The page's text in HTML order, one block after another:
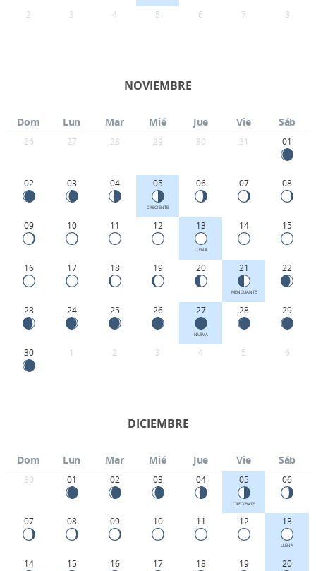
2 3 4 5 6 7 8
NOVIEMBRE
Dom Lun Mar Mié Jue Vie Sáb
26 27 28 29 30 31 01
02 03 04 05
CRECIENTE
06 07 08
09 10 11 12 13
LLENA
14 15
16 17 18 19 20 21
MENGUANTE
22
23 24 25 26 27
NUEVA
28 29
30 1 2 3 4 5 6
DICIEMBRE
Dom Lun Mar Mié Jue Vie Sáb
30 01 02 03 04 05
CRECIENTE
06
07 08 09 10 11 12 13
LLENA
14 15 16 17 18 19 20